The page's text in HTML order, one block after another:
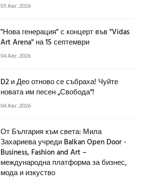
05 Авг. 2026
"Нова генерация" с концерт във "Vidas
Art Arena" на 15 септември
04 Авг. 2026
D2 и Део отново се събраха! Чуйте
новата им песен „Свобода“!
04 Авг. 2026
От България към света: Мила
Захариева учреди Balkan Open Door -
Business, Fashion and Art –
международна платформа за бизнес,
мода и изкуство